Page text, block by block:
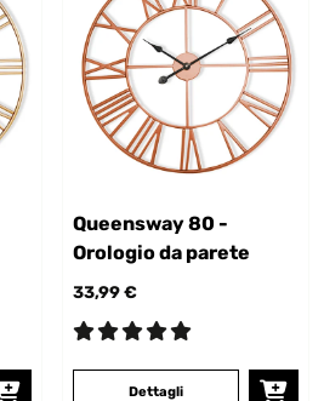
Queensway 80 -
Orologio da parete
33,99 €
Dettagli